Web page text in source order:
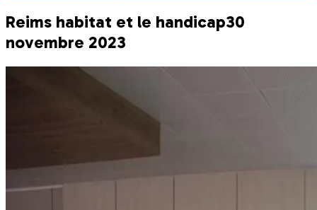
Reims habitat et le handicap30
novembre 2023